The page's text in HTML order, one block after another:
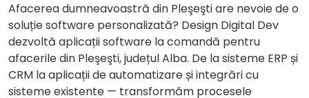
Afacerea dumneavoastră din Pleşeşti are nevoie de o
soluție software personalizată? Design Digital Dev
dezvoltă aplicații software la comandă pentru
afacerile din Pleşeşti, județul Alba. De la sisteme ERP și
CRM la aplicații de automatizare și integrări cu
sisteme existente — transformăm procesele